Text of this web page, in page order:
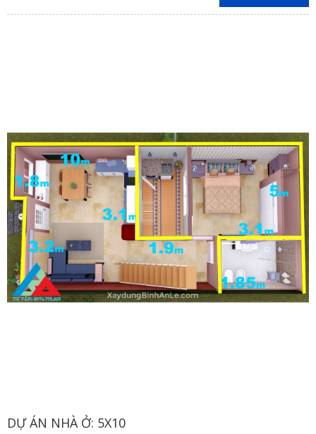
DỰ ÁN NHÀ Ở: 5X10